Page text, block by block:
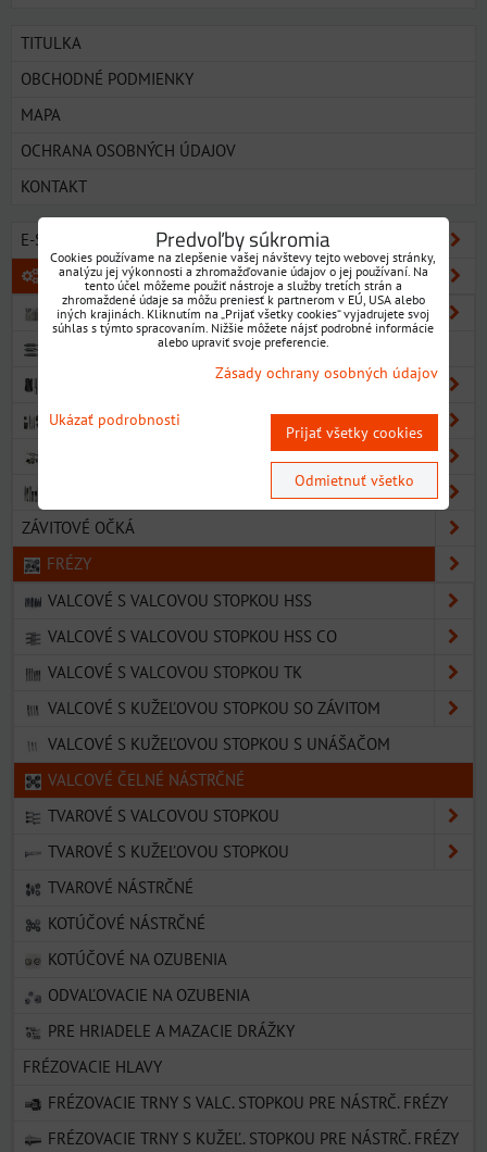
TITULKA
OBCHODNÉ PODMIENKY
MAPA
OCHRANA OSOBNÝCH ÚDAJOV
KONTAKT
E-SHOP SORTIMENT
KOVOOBRÁBACIE NÁSTROJE
VRTÁKY
VÝSTRUŽNÍKY
ZÁVITOVÉ OČKÁ
FRÉZY
VALCOVÉ S VALCOVOU STOPKOU HSS
VALCOVÉ S VALCOVOU STOPKOU HSS CO
VALCOVÉ S VALCOVOU STOPKOU TK
VALCOVÉ S KUŽEĽOVOU STOPKOU SO ZÁVITOM
VALCOVÉ S KUŽEĽOVOU STOPKOU S UNÁŠAČOM
VALCOVÉ ČELNÉ NÁSTRČNÉ
TVAROVÉ S VALCOVOU STOPKOU
TVAROVÉ S KUŽEĽOVOU STOPKOU
TVAROVÉ NÁSTRČNÉ
KOTÚČOVÉ NÁSTRČNÉ
KOTÚČOVÉ NA OZUBENIA
ODVAĽOVACIE NA OZUBENIA
PRE HRIADELE A MAZACIE DRÁŽKY
FRÉZOVACIE HLAVY
FRÉZOVACIE TRNY S VALC. STOPKOU PRE NÁSTRČ. FRÉZY
FRÉZOVACIE TRNY S KUŽEĽ. STOPKOU PRE NÁSTRČ. FRÉZY
Predvoľby súkromia
Cookies používame na zlepšenie vašej návštevy tejto webovej stránky,
analýzu jej výkonnosti a zhromažďovanie údajov o jej používaní. Na
tento účel môžeme použiť nástroje a služby tretích strán a
zhromaždené údaje sa môžu preniesť k partnerom v EÚ, USA alebo
iných krajinách. Kliknutím na „Prijať všetky cookies“ vyjadrujete svoj
súhlas s týmto spracovaním. Nižšie môžete nájsť podrobné informácie
alebo upraviť svoje preferencie.
Zásady ochrany osobných údajov
Ukázať podrobnosti
Prijať všetky cookies
Odmietnuť všetko